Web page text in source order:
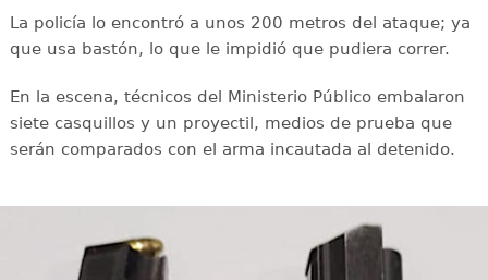
La policía lo encontró a unos 200 metros del ataque; ya
que usa bastón, lo que le impidió que pudiera correr.
En la escena, técnicos del Ministerio Público embalaron
siete casquillos y un proyectil, medios de prueba que
serán comparados con el arma incautada al detenido.